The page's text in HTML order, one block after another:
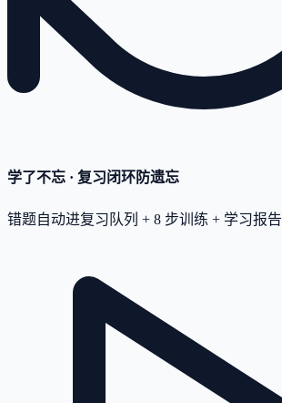
学了不忘 · 复习闭环防遗忘
错题自动进复习队列 + 8 步训练 + 学习报告